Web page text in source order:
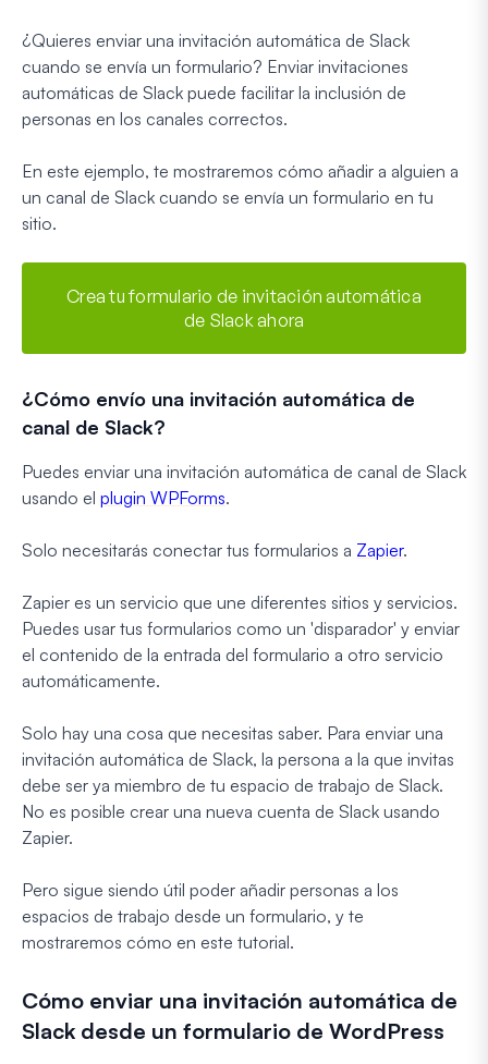
¿Quieres enviar una invitación automática de Slack
cuando se envía un formulario? Enviar invitaciones
automáticas de Slack puede facilitar la inclusión de
personas en los canales correctos.
En este ejemplo, te mostraremos cómo añadir a alguien a
un canal de Slack cuando se envía un formulario en tu
sitio.
Crea tu formulario de invitación automática
de Slack ahora
¿Cómo envío una invitación automática de
canal de Slack?
Puedes enviar una invitación automática de canal de Slack
usando el plugin WPForms.
Solo necesitarás conectar tus formularios a Zapier.
Zapier es un servicio que une diferentes sitios y servicios.
Puedes usar tus formularios como un 'disparador' y enviar
el contenido de la entrada del formulario a otro servicio
automáticamente.
Solo hay una cosa que necesitas saber. Para enviar una
invitación automática de Slack, la persona a la que invitas
debe ser ya miembro de tu espacio de trabajo de Slack.
No es posible crear una nueva cuenta de Slack usando
Zapier.
Pero sigue siendo útil poder añadir personas a los
espacios de trabajo desde un formulario, y te
mostraremos cómo en este tutorial.
Cómo enviar una invitación automática de
Slack desde un formulario de WordPress